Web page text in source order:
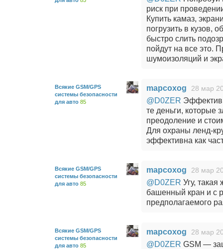
риск при
Купить камаз,
погрузить в кузов,
быстро слить
пойдут на все это.
шумоизоляций и
Всякие GSM/GPS
системы безопасности
для авто 85
mapcoxog 28 мар
@D0ZER
те деньги, которые
преодоление и
Для охраны ленд-
эффективна как
Всякие GSM/GPS
системы безопасности
для авто 85
mapcoxog 28 мар
@D0ZER Угу,
башенный кран и с
предполагаемого
Всякие GSM/GPS
системы безопасности
для авто 85
mapcoxog 28 мар
@D0ZER GSM —